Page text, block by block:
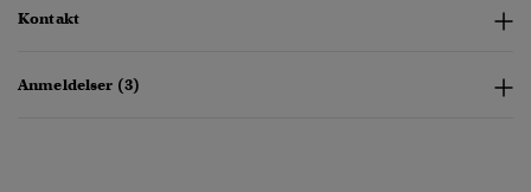
Kontakt
Anmeldelser (3)